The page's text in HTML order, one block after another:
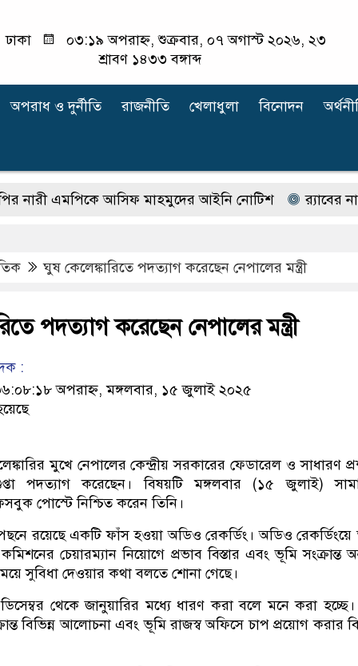
ঢাকা
০৩:১৯ অপরাহ্ন, শুক্রবার, ০৭ অগাস্ট ২০২৬, ২৩
শ্রাবণ ১৪৩৩ বঙ্গাব্দ
অপরাধ ‍ও দুর্নীতি রাজনীতি খেলাধুলা বিনোদন
এমপিকে আসিফ মাহমুদের আইনি নোটিশ র‍্যাবের নাম
ঘুষ কেলেঙ্কারিতে পদত্যাগ করেছেন নেপালের মন্ত্রী
পদত্যাগ করেছেন নেপালের মন্ত্রী
:
অপরাহ্ন, মঙ্গলবার, ১৫ জুলাই ২০২৫
মুখে নেপালের কেন্দ্রীয় সরকারের ফেডারেল ও সাধারণ
পদত্যাগ করেছেন। বিষয়টি মঙ্গলবার (১৫ জুলাই)
পোস্টে নিশ্চিত করেন তিনি।
রয়েছে একটি ফাঁস হওয়া অডিও রেকর্ডিং। অডিও রেকর্ডিংয়ে
চেয়ারম্যান নিয়োগে প্রভাব বিস্তার এবং ভূমি সংক্রান্ত
সুবিধা দেওয়ার কথা বলতে শোনা গেছে।
থেকে জানুয়ারির মধ্যে ধারণ করা বলে মনে করা
বিভিন্ন আলোচনা এবং ভূমি রাজস্ব অফিসে চাপ প্রয়োগ করার